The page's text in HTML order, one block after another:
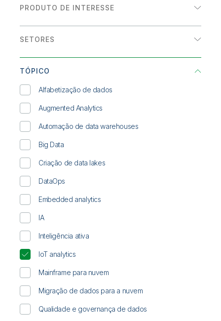
Onboarding
Documentação do Produto
Sala de Imprensa
Qlik
Relatório de analistas
Resumo de solução
WEBINAR SOB DEMANDA
Whitepaper
PRODUTO DE INTERESSE
Analytics
SETORES
Energia e utilities
Serviços financeiros
Setor público
Transporte/Logística
Varejo
TÓPICO
Alfabetização de dados
Augmented Analytics
Automação de data warehouses
Big Data
Criação de data lakes
DataOps
Embedded analytics
IA
Inteligência ativa
IoT analytics
Mainframe para nuvem
Migração de dados para a nuvem
Qualidade e governança de dados